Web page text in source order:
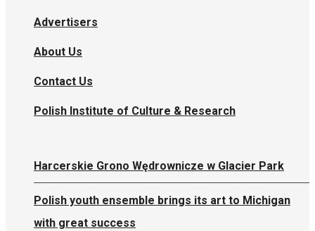
Advertisers
About Us
Contact Us
Polish Institute of Culture & Research
Harcerskie Grono Wędrownicze w Glacier Park
Polish youth ensemble brings its art to Michigan
with great success